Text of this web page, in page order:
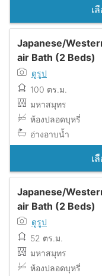
เ
Japanese/
air Bath (2 Beds)
ดูรูป
100 ตร.ม.
มหาสมุทร
ห้องปลอดบุหรี่
อ่างอาบน้ำ
เ
Japanese/
air Bath (2 Beds)
ดูรูป
52 ตร.ม.
มหาสมุทร
ห้องปลอดบุหรี่